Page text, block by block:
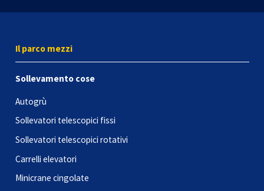
Il parco mezzi
Sollevamento cose
Autogrù
Sollevatori telescopici fissi
Sollevatori telescopici rotativi
Carrelli elevatori
Minicrane cingolate